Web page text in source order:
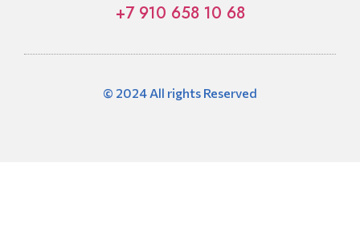
+7 910 658 10 68
© 2024 All rights Reserved